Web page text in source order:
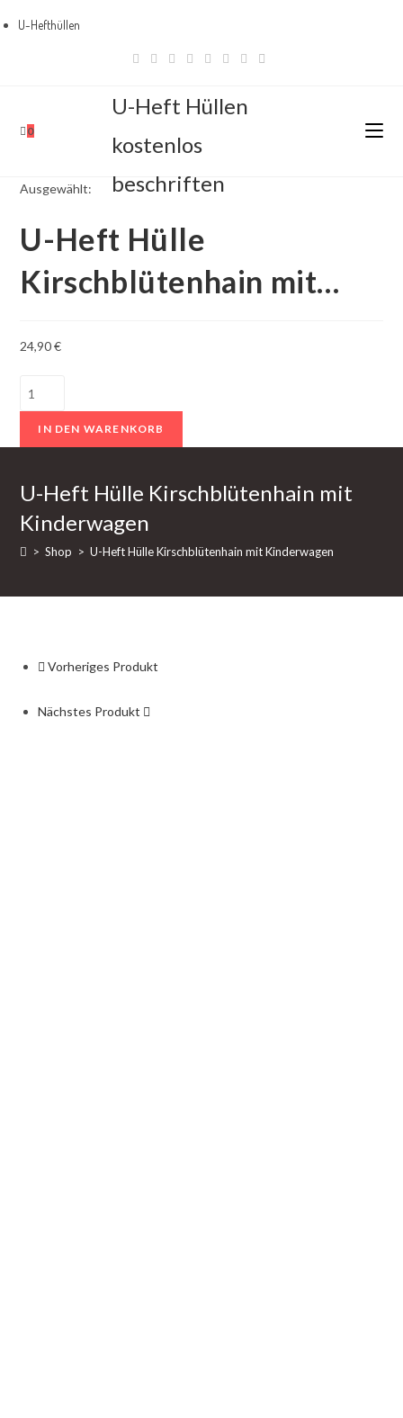
0
U-Heft Hüllen
kostenlos
beschriften
Ausgewählt:
U-Heft Hülle
Kirschblütenhain mit…
24,90€
Heft
Hülle
Kinderwagen
Menge
IN DEN WARENKORB
U-Heft Hülle Kirschblütenhain mit
Kinderwagen
> Shop > U-Heft Hülle Kirschblütenhain mit Kinderwagen
Vorheriges Produkt
Nächstes Produkt
U-Hefthüllen